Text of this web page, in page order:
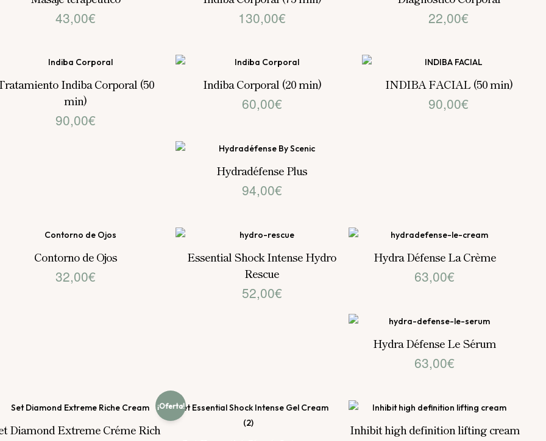
207,80€.
43,00€ 130,00€ 22,00€
Indiba Corporal (50
min)
90,00€
Indiba Corporal (20 min)
60,00€
INDIBA FACIAL (50 min)
90,00€
Hydradéfense Plus
94,00€
Contorno de Ojos
32,00€
Essential Shock Intense Hydro
Rescue
52,00€
Hydra Défense La Crème
63,00€
Hydra Défense Le Sérum
63,00€
Diamond Extreme Créme Rich
¡Oferta!
Inhibit high definition lifting cream